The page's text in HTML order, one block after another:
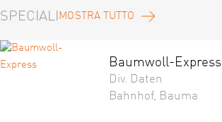
SPECIALIMOSTRA TUTTO
Baumwoll-Express
Div. Daten
Bahnhof, Bauma